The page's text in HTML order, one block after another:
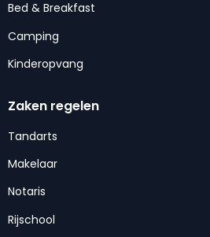
Bed & Breakfast
Camping
Kinderopvang
Zaken regelen
Tandarts
Makelaar
Notaris
Rijschool